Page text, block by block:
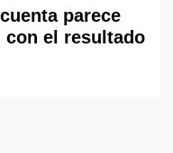
parece
el resultado